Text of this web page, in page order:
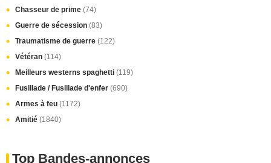
Chasseur de prime (74)
Guerre de sécession (83)
Traumatisme de guerre (122)
Vétéran (114)
Meilleurs westerns spaghetti (119)
Fusillade / Fusillade d'enfer (690)
Armes à feu (1172)
Amitié (1840)
Top Bandes-annonces